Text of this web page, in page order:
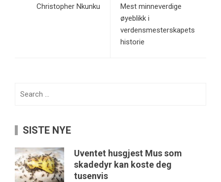
Christopher Nkunku
Mest minneverdige
øyeblikk i
verdensmesterskapets
historie
SISTE NYE
Uventet husgjest Mus som
skadedyr kan koste deg
tusenvis